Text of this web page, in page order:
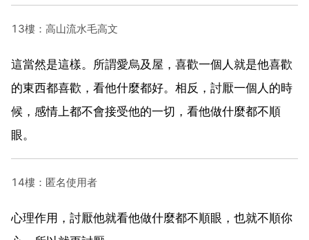
13樓：高山流水毛高文
這當然是這樣。所謂愛烏及屋，喜歡一個人就是他喜歡
的東西都喜歡，看他什麼都好。相反，討厭一個人的時
候，感情上都不會接受他的一切，看他做什麼都不順
眼。
14樓：匿名使用者
心理作用，討厭他就看他做什麼都不順眼，也就不順你